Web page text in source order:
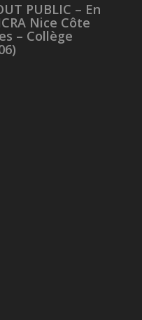
PUBLIC – En
Nice Côte
– Collège